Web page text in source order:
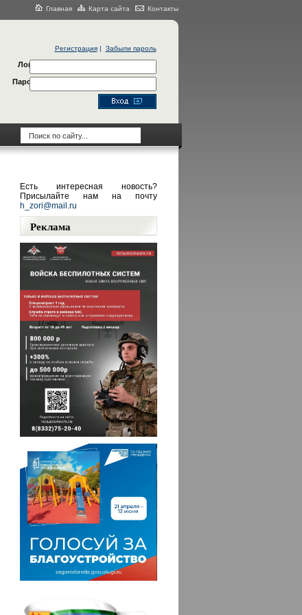
Главная Карта сайта Контакты
Регистрация| Забыли пароль
Логин
Пароль
Есть интересная новость?
Присылайте нам на почту
h_zori@mail.ru
Реклама